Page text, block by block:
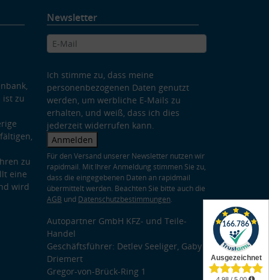
ist zu
zu
eine
wird
Newsletter
Ich stimme zu, dass meine
personenbezogenen Daten genutzt
werden, um werbliche E-Mails zu
erhalten, und weiß, dass ich dies
jederzeit widerrufen kann.
Anmelden
Für den Versand unserer Newsletter nutzen wir
rapidmail. Mit Ihrer Anmeldung stimmen Sie zu,
dass die eingegebenen Daten an rapidmail
übermittelt werden. Beachten Sie bitte auch die
AGB und Datenschutzbestimmungen.
Autopartner GmbH KFZ- und Teile-
Handel
Geschäftsführer: Detlev Seeliger, Gaby
Driemert
Gregor-von-Brück-Ring 1